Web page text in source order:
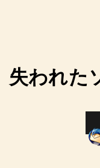
失われた